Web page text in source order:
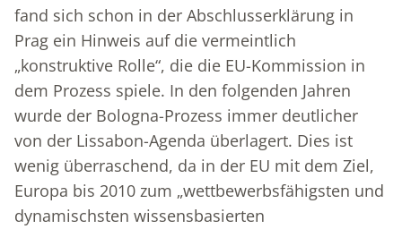
fand sich schon in der Abschlusserklärung in
Prag ein Hinweis auf die vermeintlich
„konstruktive Rolle“, die die EU-Kommission in
dem Prozess spiele. In den folgenden Jahren
wurde der Bologna-Prozess immer deutlicher
von der Lissabon-Agenda überlagert. Dies ist
wenig überraschend, da in der EU mit dem Ziel,
Europa bis 2010 zum „wettbewerbsfähigsten und
dynamischsten wissensbasierten